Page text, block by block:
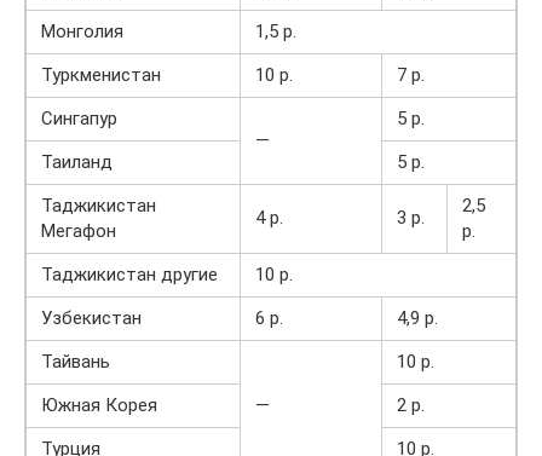
Монголия
1,5 р.
Туркменистан
10 р.
7 р.
Сингапур
—
5 р.
Таиланд
5 р.
Таджикистан
Мегафон
4 р. 3 р.
2,5
р.
Таджикистан другие
10 р.
Узбекистан
6 р.
4,9 р.
Тайвань
—
10 р.
Южная Корея
2 р.
Турция
10 р.